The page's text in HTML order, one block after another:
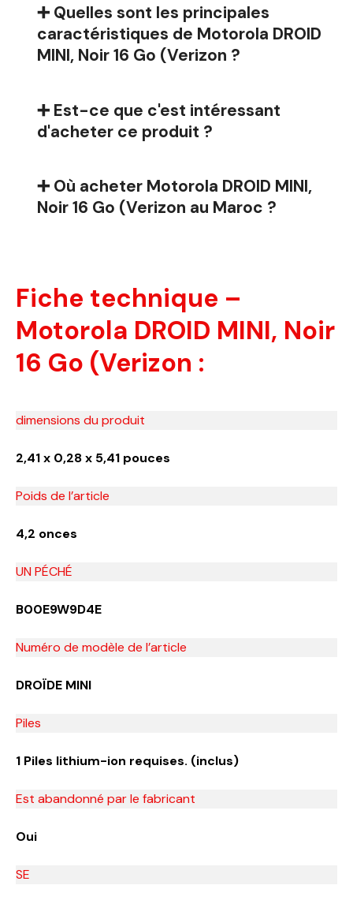
➕ Quelles sont les principales
caractéristiques de Motorola DROID
MINI, Noir 16 Go (Verizon ?
➕ Est-ce que c'est intéressant
d'acheter ce produit ?
➕ Où acheter Motorola DROID MINI,
Noir 16 Go (Verizon au Maroc ?
Fiche technique –
Motorola DROID MINI, Noir
16 Go (Verizon :
dimensions du produit
2,41 x 0,28 x 5,41 pouces
Poids de l’article
4,2 onces
UN PÉCHÉ
B00E9W9D4E
Numéro de modèle de l’article
DROÏDE MINI
Piles
1 Piles lithium-ion requises. (inclus)
Est abandonné par le fabricant
Oui
SE